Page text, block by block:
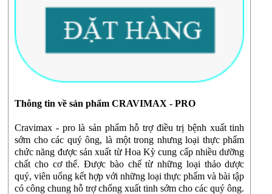
Thông tin về sản phẩm CRAVIMAX - PRO
Cravimax - pro là sản phẩm hỗ trợ điều trị bệnh xuất tinh
sớm cho các quý ông, là một trong nhưng loại thực phẩm
chức năng được sản xuất từ Hoa Kỳ cung cấp nhiều dưỡng
chất cho cơ thể. Được bào chế từ những loại thảo dược
quý, viên uống kết hợp với những loại thực phẩm và bài tập
có công chung hỗ trợ chống xuất tinh sớm cho các quý ông.